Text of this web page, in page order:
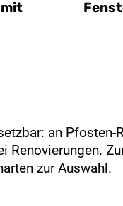
an Pfosten-
zur Auswahl.